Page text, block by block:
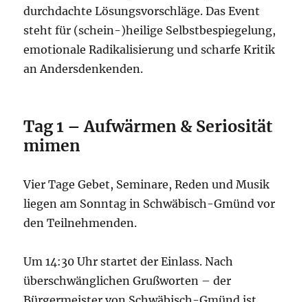
durchdachte Lösungsvorschläge. Das Event
steht für (schein-)heilige Selbstbespiegelung,
emotionale Radikalisierung und scharfe Kritik
an Andersdenkenden.
Tag 1 – Aufwärmen & Seriosität
mimen
Vier Tage Gebet, Seminare, Reden und Musik
liegen am Sonntag in Schwäbisch-Gmünd vor
den Teilnehmenden.
Um 14:30 Uhr startet der Einlass. Nach
überschwänglichen Grußworten – der